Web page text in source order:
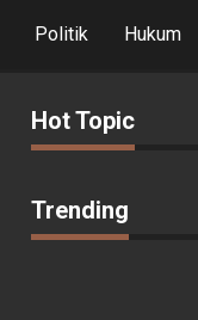
Politik Hukum
Hot Topic
Trending